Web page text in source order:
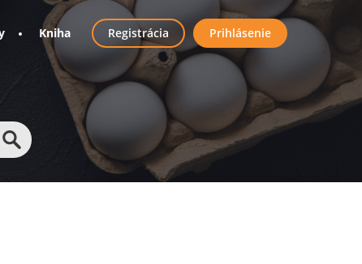
Kniha
User
account
menu
Registrácia Prihlásenie